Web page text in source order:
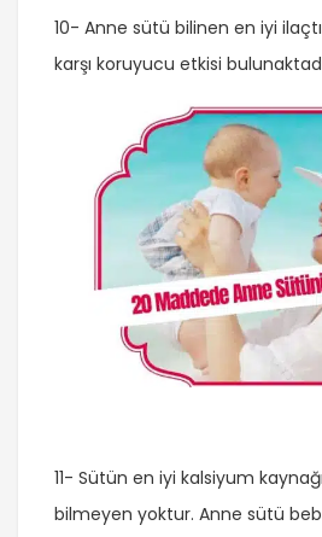
10- Anne sütü bilinen en iyi
karşı koruyucu etkisi
11- Sütün en iyi kalsiyum
bilmeyen yoktur. Anne sütü